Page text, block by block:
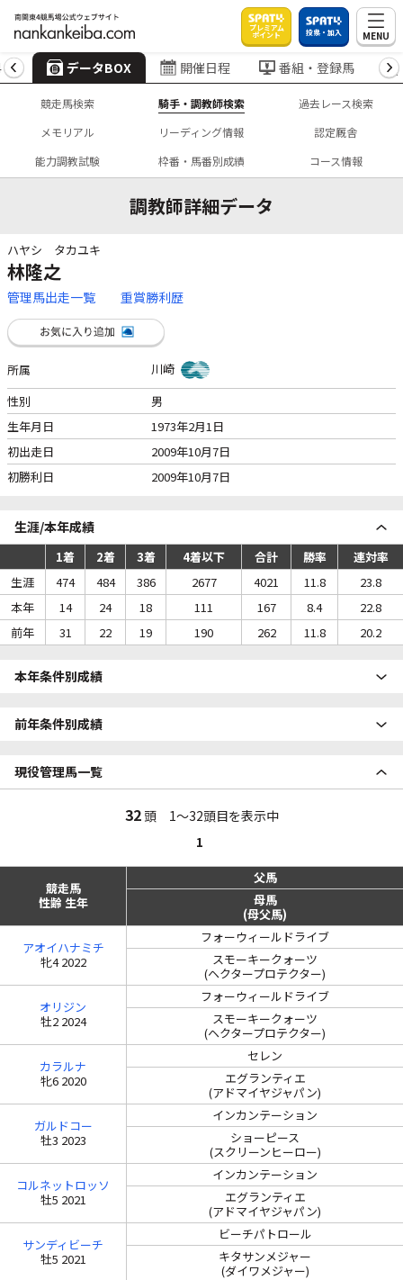
プレミアム
ポイント 投票・加入 MENU
データBOX 開催日程 番組・登録馬
競走馬検索 騎手・調教師検索
過去レース検索
メモリアル
リーディング情報
認定厩舎
能力調教試験
枠番・馬番別成績 コース情報
調教師詳細データ
ハヤシ タカユキ
林隆之
管理馬出走一覧 重賞勝利歴
所属
川崎
性別
男
生年月日
1973年2月1日
初出走日
2009年10月7日
初勝利日
2009年10月7日
生涯/本年成績
1着 2着 3着 4着以下 合計 勝率
連対率
生涯
474 484 386 2677 4021 11.8
23.8
本年
14 24 18 111 167 8.4
22.8
前年
31 22 19 190 262 11.8 20.2
本年条件別成績
前年条件別成績
現役管理馬一覧
32頭 1～32頭目を表示中
1
競走馬
性齢 生年
父馬
母馬
(母父馬)
アオイハナミチ
牝4 2022
フォーウィールドライブ
スモーキークォーツ
(ヘクタープロテクター)
オリジン
牡2 2024
フォーウィールドライブ
スモーキークォーツ
(ヘクタープロテクター)
カラルナ
牝6 2020
セレン
エグランティエ
(アドマイヤジャパン)
ガルドコー
牡3 2023
インカンテーション
ショーピース
(スクリーンヒーロー)
コルネットロッソ
牡5 2021
インカンテーション
エグランティエ
(アドマイヤジャパン)
サンディビーチ
牡5 2021
ビーチパトロール
キタサンメジャー
(ダイワメジャー)